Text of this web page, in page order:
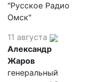
"Русское Радио
Омск"
11 августа
Александр
Жаров
генеральный